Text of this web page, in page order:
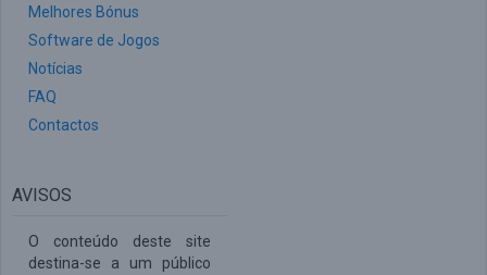
Melhores Bónus
Software de Jogos
Notícias
FAQ
Contactos
AVISOS
O conteúdo deste site
destina-se a um público